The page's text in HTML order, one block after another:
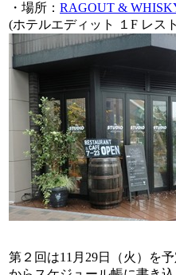
・場所： RAGOUT &
(ホテルエディット １F レス
第２回は11月29日（火）を